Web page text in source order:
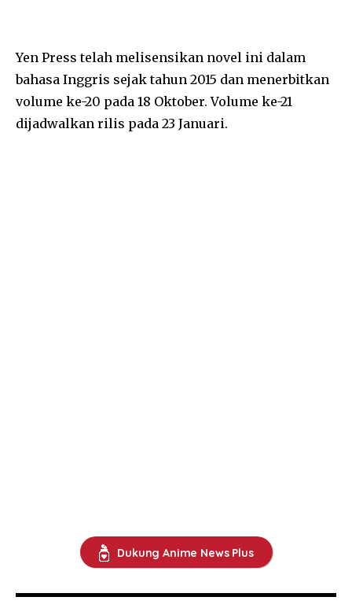
Yen Press telah melisensikan novel ini dalam
bahasa Inggris sejak tahun 2015 dan menerbitkan
volume ke-20 pada 18 Oktober. Volume ke-21
dijadwalkan rilis pada 23 Januari.
Dukung Anime News Plus